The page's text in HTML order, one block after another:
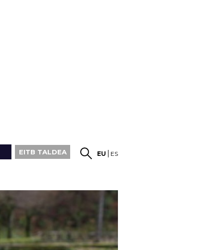
EITB TALDEA EU ES